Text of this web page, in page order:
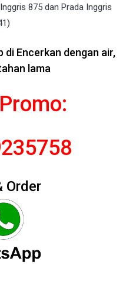
875 dan Prada Inggris
di Encerkan dengan air,
lama
Order